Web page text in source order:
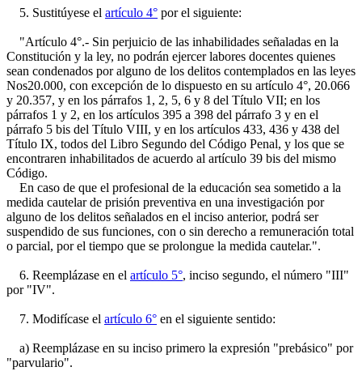
5. Sustitúyese el artículo 4° por el siguiente:
"Artículo 4°.- Sin perjuicio de las inhabilidades señaladas en la
Constitución y la ley, no podrán ejercer labores docentes quienes
sean condenados por alguno de los delitos contemplados en las leyes
Nos20.000, con excepción de lo dispuesto en su artículo 4°, 20.066
y 20.357, y en los párrafos 1, 2, 5, 6 y 8 del Título VII; en los
párrafos 1 y 2, en los artículos 395 a 398 del párrafo 3 y en el
párrafo 5 bis del Título VIII, y en los artículos 433, 436 y 438 del
Título IX, todos del Libro Segundo del Código Penal, y los que se
encontraren inhabilitados de acuerdo al artículo 39 bis del mismo
Código.
En caso de que el profesional de la educación sea sometido a la
medida cautelar de prisión preventiva en una investigación por
alguno de los delitos señalados en el inciso anterior, podrá ser
suspendido de sus funciones, con o sin derecho a remuneración total
o parcial, por el tiempo que se prolongue la medida cautelar.".
6. Reemplázase en el artículo 5°, inciso segundo, el número "III"
por "IV".
7. Modifícase el artículo 6° en el siguiente sentido:
a) Reemplázase en su inciso primero la expresión "prebásico" por
"parvulario".